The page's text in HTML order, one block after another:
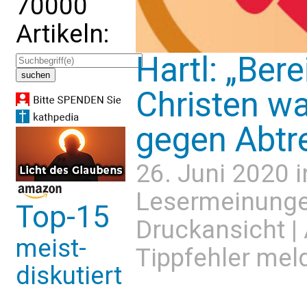
Artikeln:
Top-15
meist-
diskutiert
Hartl:
Christen
gegen
26. Juni 2020
Druckansicht |
Tippfehler